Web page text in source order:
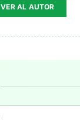
VER AL AUTOR